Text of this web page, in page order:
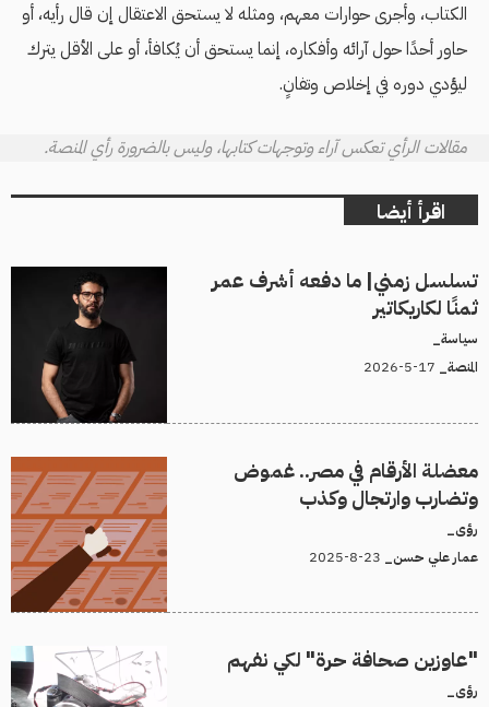
الكتاب، وأجرى حوارات معهم، ومثله لا يستحق الاعتقال إن قال رأيه، أو
حاور أحدًا حول آرائه وأفكاره، إنما يستحق أن يُكافأ، أو على الأقل يترك
ليؤدي دوره في إخلاص وتفانٍ.
مقالات الرأي تعكس آراء وتوجهات كتابها، وليس بالضرورة رأي المنصة.
اقرأ أيضا
تسلسل زمني| ما دفعه أشرف عمر
ثمنًا لكاريكاتير
سياسة_
المنصة_
معضلة الأرقام في مصر.. غموض
وتضارب وارتجال وكذب
رؤى_
عمار علي حسن_
"عاوزين صحافة حرة" لكي نفهم
رؤى_